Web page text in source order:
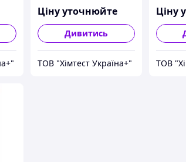
Ціну уточнюйте
Дивитись
ТОВ "Хімтест Україна+"
Ціну
ТОВ